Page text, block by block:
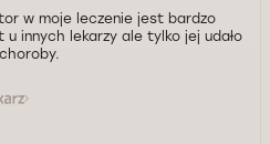
w moje leczenie jest bardzo
u innych lekarzy ale tylko jej udało